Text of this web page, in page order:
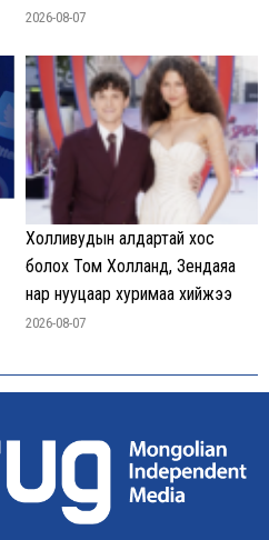
2026-08-07
Холливудын алдартай хос
болох Том Холланд, Зендаяа
нар нууцаар хуримаа хийжээ
2026-08-07